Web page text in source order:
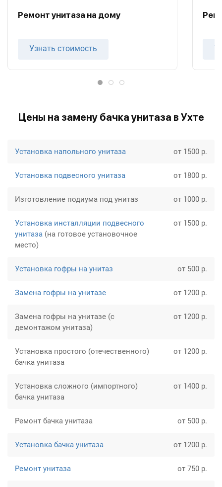
Ремонт унитаза на дому
Узнать стоимость
Цены на замену бачка унитаза в Ухте
Установка напольного унитаза от 1500 р.
Установка подвесного унитаза от 1800 р.
Изготовление подиума под унитаз от 1000 р.
Установка инсталляции подвесного
унитаза (на готовое установочное
место)
от 1500 р.
Установка гофры на унитаз от 500 р.
Замена гофры на унитазе от 1200 р.
Замена гофры на унитазе (с
демонтажом унитаза)
от 1200 р.
Установка простого (отечественного)
бачка унитаза
от 1200 р.
Установка сложного (импортного)
бачка унитаза
от 1400 р.
Ремонт бачка унитаза от 500 р.
Установка бачка унитаза от 1200 р.
Ремонт унитаза от 750 р.